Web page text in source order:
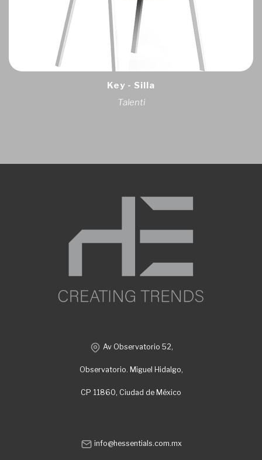
Key - Silla
Talenti
Av Observatorio 52,
Observatorio. Miguel Hidalgo,
CP 11860, Ciudad de México
info@hessentials.com.mx